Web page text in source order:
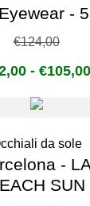
-
€124,00
- €105,00
da sole
-
SUN